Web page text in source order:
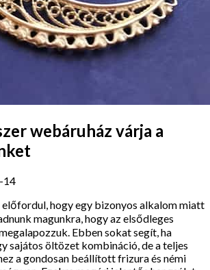
webáruház várja a
14
hogy egy bizonyos alkalom miatt
magunkra, hogy az elsődleges
Ebben sokat segít, ha
sajátos öltözet kombináció, de a teljes
a gondosan beállított frizura és némi